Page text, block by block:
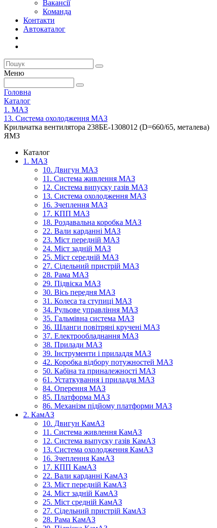
Вакансії
Команда
Контакти
Автокаталог
Меню
Головна
Каталог
1. МАЗ
13. Система охолодження МАЗ
Крильчатка вентилятора 238БЕ-1308012 (D=660/65, металева)
ЯМЗ
Каталог
1. МАЗ
10. Двигун МАЗ
11. Система живлення МАЗ
12. Система випуску газів МАЗ
13. Система охолодження МАЗ
16. Зчеплення МАЗ
17. КПП МАЗ
18. Роздавальна коробка МАЗ
22. Вали карданні МАЗ
23. Міст передній МАЗ
24. Міст задній МАЗ
25. Міст середній МАЗ
27. Сідельний пристрій МАЗ
28. Рама МАЗ
29. Підвіска МАЗ
30. Вісь передня МАЗ
31. Колеса та ступиці МАЗ
34. Рульове управління МАЗ
35. Гальмівна система МАЗ
36. Шланги повітряні кручені МАЗ
37. Електрообладнання МАЗ
38. Прилади МАЗ
39. Інструменти і приладдя МАЗ
42. Коробка відбору потужностей МАЗ
50. Кабіна та приналежності МАЗ
61. Устаткування і приладдя МАЗ
84. Оперення МАЗ
85. Платформа МАЗ
86. Механізм підйому платформи МАЗ
2. КамАЗ
10. Двигун КамАЗ
11. Система живлення КамАЗ
12. Система выпуску газів КамАЗ
13. Система охолодження КамАЗ
16. Зчеплення КамАЗ
17. КПП КамАЗ
22. Вали карданні КамАЗ
23. Міст передній КамАЗ
24. Міст задній КамАЗ
25. Міст средній КамАЗ
27. Сідельний пристрій КамАЗ
28. Рама КамАЗ